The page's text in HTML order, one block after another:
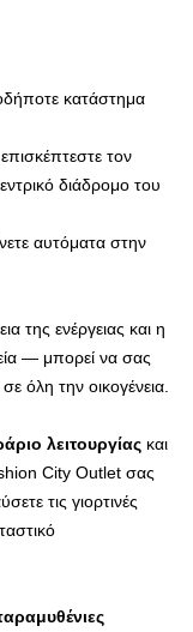
κατάστημα
τον
διάδρομο του
αυτόματα στην
της ενέργειας και η
— μπορεί να σας
όλη την οικογένεια.
λειτουργίας και
City Outlet σας
τις γιορτινές